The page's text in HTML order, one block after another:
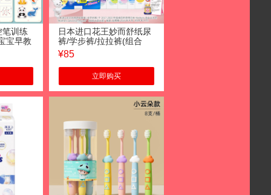
笔训练
宝早教
案（送4
日本进口花王妙而舒纸尿
裤/学步裤/拉拉裤(组合
款)NB/S/M/L/XL/XXL码男
女宝宝尿不湿
¥85
立即购买